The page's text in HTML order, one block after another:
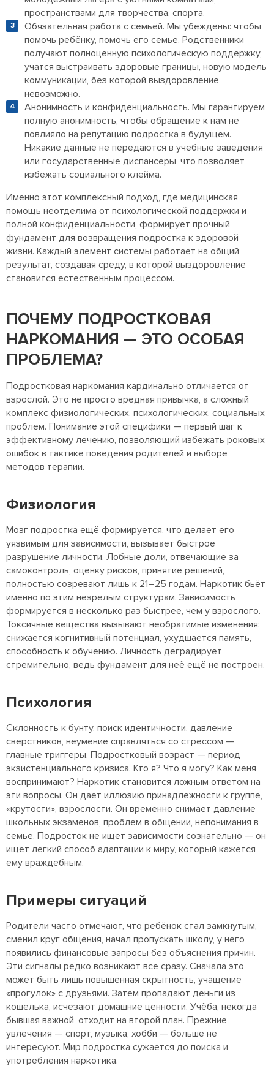
пространствами для творчества, спорта.
Обязательная работа с семьёй. Мы убеждены: чтобы
помочь ребёнку, помочь его семье. Родственники
получают полноценную психологическую поддержку,
учатся выстраивать здоровые границы, новую модель
коммуникации, без которой выздоровление
невозможно.
Анонимность и конфиденциальность. Мы гарантируем
полную анонимность, чтобы обращение к нам не
повлияло на репутацию подростка в будущем.
Никакие данные не передаются в учебные заведения
или государственные диспансеры, что позволяет
избежать социального клейма.
Именно этот комплексный подход, где медицинская
помощь неотделима от психологической поддержки и
полной конфиденциальности, формирует прочный
фундамент для возвращения подростка к здоровой
жизни. Каждый элемент системы работает на общий
результат, создавая среду, в которой выздоровление
становится естественным процессом.
ПОЧЕМУ ПОДРОСТКОВАЯ
НАРКОМАНИЯ — ЭТО ОСОБАЯ
ПРОБЛЕМА?
Подростковая наркомания кардинально отличается от
взрослой. Это не просто вредная привычка, а сложный
комплекс физиологических, психологических, социальных
проблем. Понимание этой специфики — первый шаг к
эффективному лечению, позволяющий избежать роковых
ошибок в тактике поведения родителей и выборе
методов терапии.
Физиология
Мозг подростка ещё формируется, что делает его
уязвимым для зависимости, вызывает быстрое
разрушение личности. Лобные доли, отвечающие за
самоконтроль, оценку рисков, принятие решений,
полностью созревают лишь к 21–25 годам. Наркотик бьёт
именно по этим незрелым структурам. Зависимость
формируется в несколько раз быстрее, чем у взрослого.
Токсичные вещества вызывают необратимые изменения:
снижается когнитивный потенциал, ухудшается память,
способность к обучению. Личность деградирует
стремительно, ведь фундамент для неё ещё не построен.
Психология
Склонность к бунту, поиск идентичности, давление
сверстников, неумение справляться со стрессом —
главные триггеры. Подростковый возраст — период
экзистенциального кризиса. Кто я? Что я могу? Как меня
воспринимают? Наркотик становится ложным ответом на
эти вопросы. Он даёт иллюзию принадлежности к группе,
«крутости», взрослости. Он временно снимает давление
школьных экзаменов, проблем в общении, непонимания в
семье. Подросток не ищет зависимости сознательно — он
ищет лёгкий способ адаптации к миру, который кажется
ему враждебным.
Примеры ситуаций
Родители часто отмечают, что ребёнок стал замкнутым,
сменил круг общения, начал пропускать школу, у него
появились финансовые запросы без объяснения причин.
Эти сигналы редко возникают все сразу. Сначала это
может быть лишь повышенная скрытность, учащение
«прогулок» с друзьями. Затем пропадают деньги из
кошелька, исчезают домашние ценности. Учёба, некогда
бывшая важной, отходит на второй план. Прежние
увлечения — спорт, музыка, хобби — больше не
интересуют. Мир подростка сужается до поиска и
употребления наркотика.